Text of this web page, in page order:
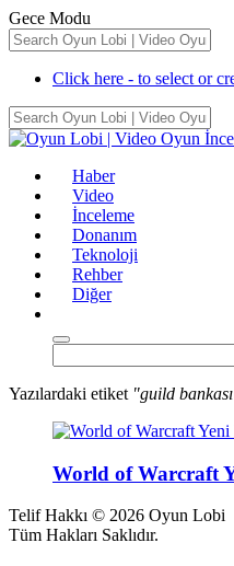
Gece Modu
Click here - to select or
Haber
Video
İnceleme
Donanım
Teknoloji
Rehber
Diğer
Yazılardaki etiket "guild
World of Warcraft
Telif Hakkı © 2026 Oyun Lobi
Tüm Hakları Saklıdır.